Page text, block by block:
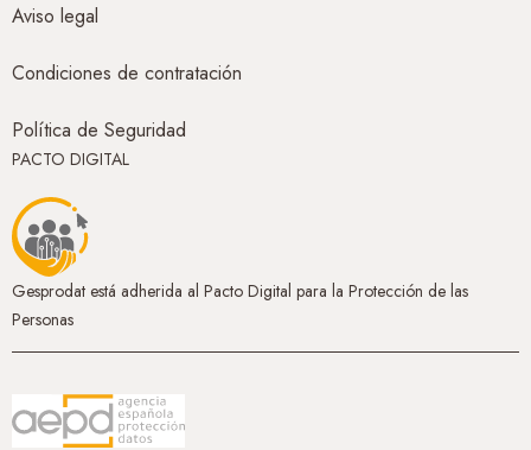
Aviso legal
Condiciones de contratación
Política de Seguridad
PACTO DIGITAL
Gesprodat está adherida al Pacto Digital para la Protección de las
Personas